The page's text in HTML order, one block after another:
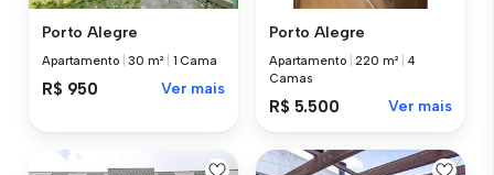
Porto Alegre
Apartamento |30 m² 1 Cama
R$ 950 Ver mais
Porto Alegre
Apartamento |220 m²
4
Camas
R$ 5.500 Ver mais